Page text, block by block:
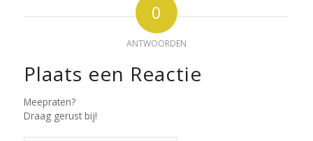
0
ANTWOORDEN
Plaats een Reactie
Meepraten?
Draag gerust bij!